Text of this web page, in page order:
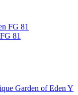
81